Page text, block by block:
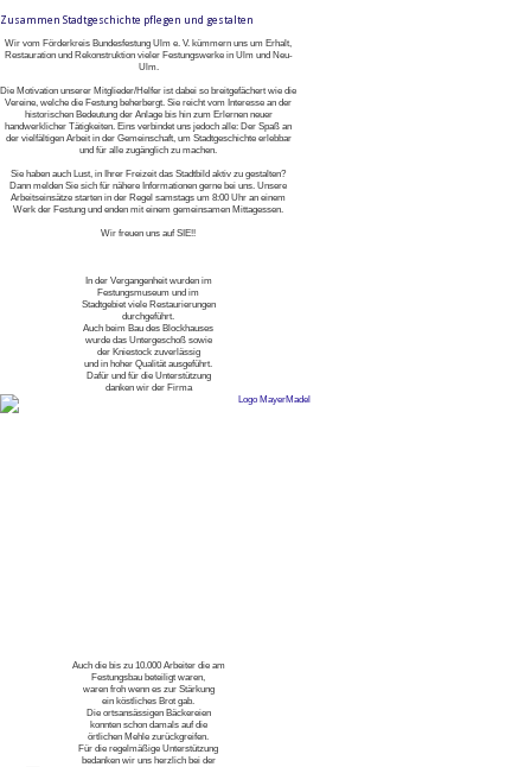
Zusammen Stadtgeschichte pflegen und gestalten
Wir vom Förderkreis Bundesfestung Ulm e. V. kümmern uns um Erhalt,
Restauration und Rekonstruktion vieler Festungswerke in Ulm und Neu-
Ulm.
Die Motivation unserer Mitglieder/Helfer ist dabei so breitgefächert wie die
Vereine, welche die Festung beherbergt. Sie reicht vom Interesse an der
historischen Bedeutung der Anlage bis hin zum Erlernen neuer
handwerklicher Tätigkeiten. Eins verbindet uns jedoch alle: Der Spaß an
der vielfältigen Arbeit in der Gemeinschaft, um Stadtgeschichte erlebbar
und für alle zugänglich zu machen.
Sie haben auch Lust, in Ihrer Freizeit das Stadtbild aktiv zu gestalten?
Dann melden Sie sich für nähere Informationen gerne bei uns. Unsere
Arbeitseinsätze starten in der Regel samstags um 8:00 Uhr an einem
Werk der Festung und enden mit einem gemeinsamen Mittagessen.
Wir freuen uns auf SIE!!
In der Vergangenheit wurden im
Festungsmuseum und im
Stadtgebiet viele Restaurierungen
durchgeführt.
Auch beim Bau des Blockhauses
wurde das Untergeschoß sowie
der Kniestock zuverlässig
und in hoher Qualität ausgeführt.
Dafür und für die Unterstützung
danken wir der Firma
Auch die bis zu 10.000 Arbeiter die am
Festungsbau beteiligt waren,
waren froh wenn es zur Stärkung
ein köstliches Brot gab.
Die ortsansässigen Bäckereien
konnten schon damals auf die
örtlichen Mehle zurückgreifen.
Für die regelmäßige Unterstützung
bedanken wir uns herzlich bei der